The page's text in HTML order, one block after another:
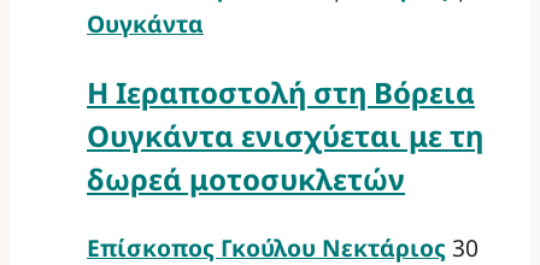
Ουγκάντα
Η Ιεραποστολή στη Βόρεια
Ουγκάντα ενισχύεται με τη
δωρεά μοτοσυκλετών
Επίσκοπος Γκούλου Νεκτάριος 30